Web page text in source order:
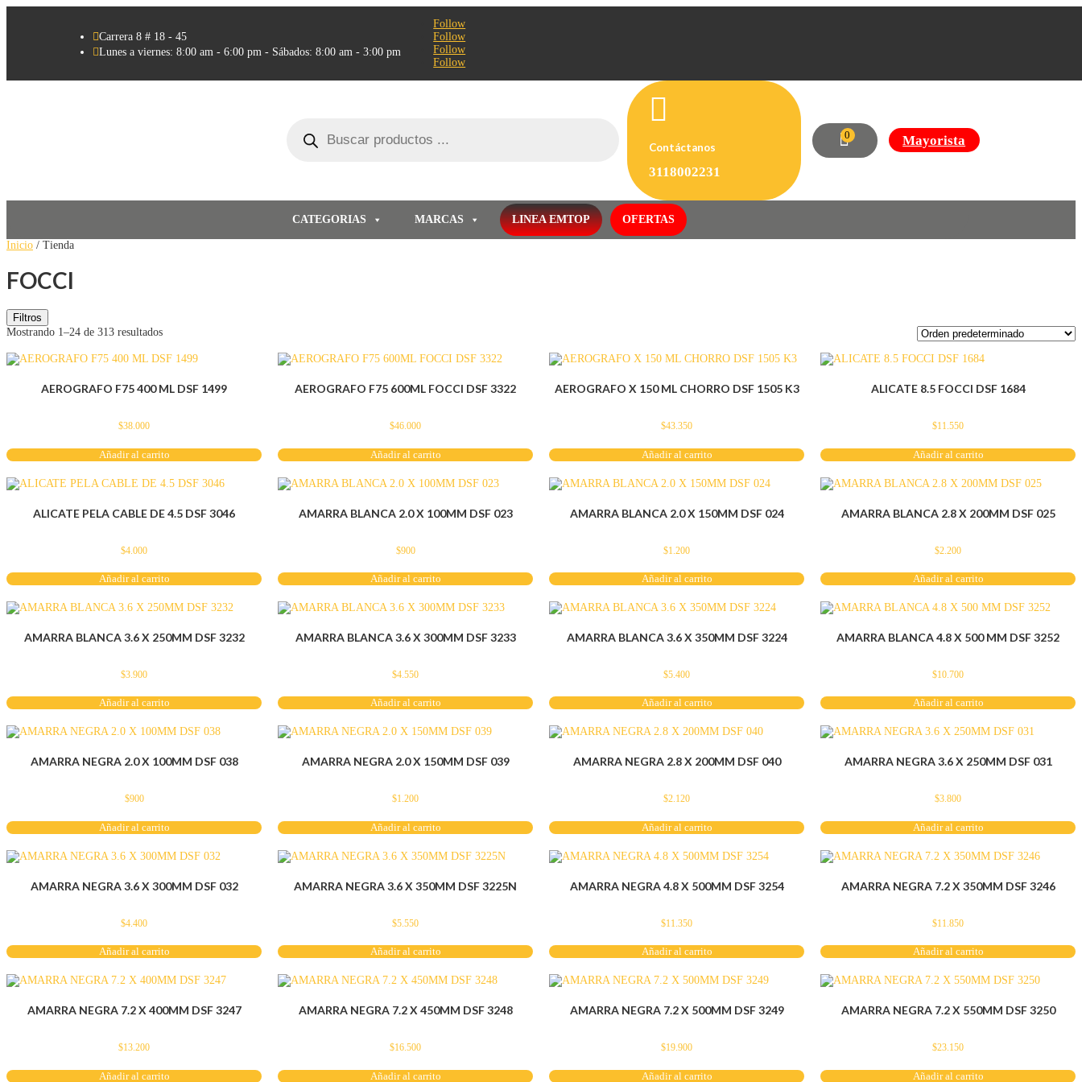
Carrera 8 # 18 - 45
Lunes a viernes: 8:00 am - 6:00 pm - Sábados: 8:00 am - 3:00 pm
Follow
Follow
Follow
Follow
productos

Contáctanos
3118002231
0 Mayorista
CATEGORIAS MARCAS LINEA EMTOP OFERTAS
Inicio / Tienda
FOCCI
Filtros
Mostrando 1–24 de 313 resultados
AEROGRAFO F75 400 ML DSF 1499
$38.000
Añadir al carrito
AEROGRAFO F75 600ML FOCCI DSF 3322
$46.000
Añadir al carrito
AEROGRAFO X 150 ML CHORRO DSF 1505 K3
$43.350
Añadir al carrito
ALICATE 8.5 FOCCI DSF 1684
$11.550
Añadir al carrito
ALICATE PELA CABLE DE 4.5 DSF 3046
$4.000
Añadir al carrito
AMARRA BLANCA 2.0 X 100MM DSF 023
$900
Añadir al carrito
AMARRA BLANCA 2.0 X 150MM DSF 024
$1.200
Añadir al carrito
AMARRA BLANCA 2.8 X 200MM DSF 025
$2.200
Añadir al carrito
AMARRA BLANCA 3.6 X 250MM DSF 3232
$3.900
Añadir al carrito
AMARRA BLANCA 3.6 X 300MM DSF 3233
$4.550
Añadir al carrito
AMARRA BLANCA 3.6 X 350MM DSF 3224
$5.400
Añadir al carrito
AMARRA BLANCA 4.8 X 500 MM DSF 3252
$10.700
Añadir al carrito
AMARRA NEGRA 2.0 X 100MM DSF 038
$900
Añadir al carrito
AMARRA NEGRA 2.0 X 150MM DSF 039
$1.200
Añadir al carrito
AMARRA NEGRA 2.8 X 200MM DSF 040
$2.120
Añadir al carrito
AMARRA NEGRA 3.6 X 250MM DSF 031
$3.800
Añadir al carrito
AMARRA NEGRA 3.6 X 300MM DSF 032
$4.400
Añadir al carrito
AMARRA NEGRA 3.6 X 350MM DSF 3225N
$5.550
Añadir al carrito
AMARRA NEGRA 4.8 X 500MM DSF 3254
$11.350
Añadir al carrito
AMARRA NEGRA 7.2 X 350MM DSF 3246
$11.850
Añadir al carrito
AMARRA NEGRA 7.2 X 400MM DSF 3247
$13.200
Añadir al carrito
AMARRA NEGRA 7.2 X 450MM DSF 3248
$16.500
Añadir al carrito
AMARRA NEGRA 7.2 X 500MM DSF 3249
$19.900
Añadir al carrito
AMARRA NEGRA 7.2 X 550MM DSF 3250
$23.150
Añadir al carrito